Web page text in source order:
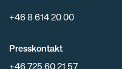
+46 8 614 20 00
Presskontakt
+46 725 60 21 57